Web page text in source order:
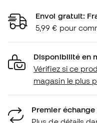
Envoi gratuit:
5,99 € pour
Disponibilité en
Vérifiez si ce
magasin le plus
Premier